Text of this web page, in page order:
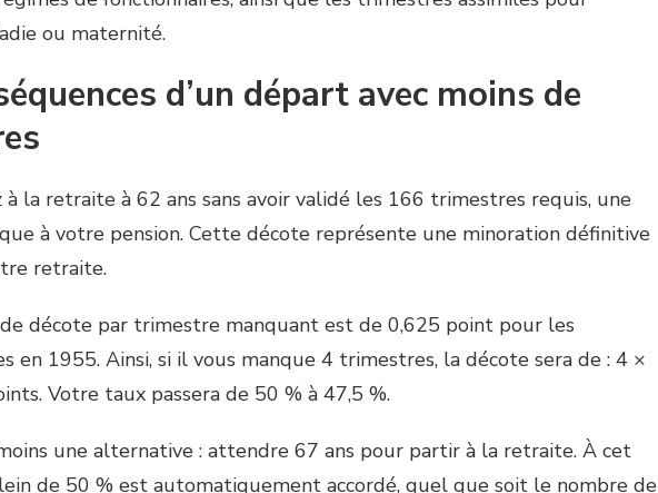
ou maternité.
d’un départ avec moins de
à la retraite à 62 ans sans avoir validé les 166 trimestres requis, une
à votre pension. Cette décote représente une minoration définitive
retraite.
décote par trimestre manquant est de 0,625 point pour les
en 1955. Ainsi, si il vous manque 4 trimestres, la décote sera de : 4 ×
Votre taux passera de 50 % à 47,5 %.
une alternative : attendre 67 ans pour partir à la retraite. À cet
de 50 % est automatiquement accordé, quel que soit le nombre de